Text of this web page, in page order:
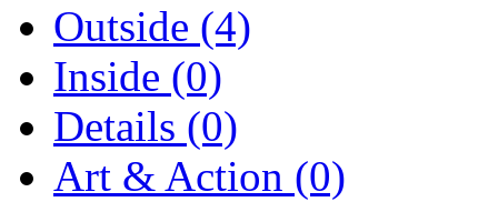
Outside (4)
Inside (0)
Details (0)
Art & Action (0)